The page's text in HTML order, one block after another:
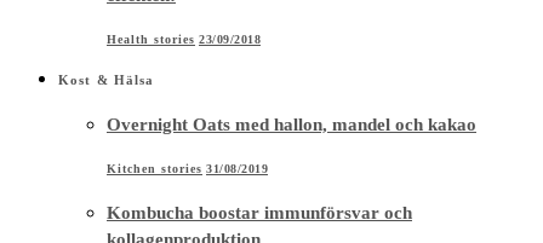
Health stories 23/09/2018
Kost & Hälsa
Overnight Oats med hallon, mandel och kakao
Kitchen stories 31/08/2019
Kombucha boostar immunförsvar och